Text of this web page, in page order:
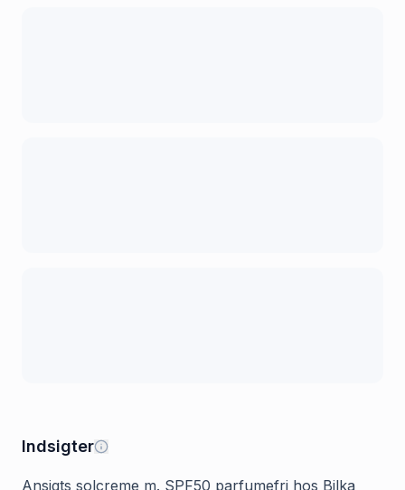
Indsigter
Ansigts solcreme m. SPF50 parfumefri hos Bilka